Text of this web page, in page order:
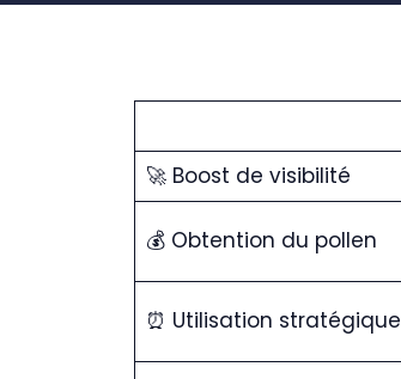
🚀 Boost de visibilité
💰 Obtention du pollen
⏰ Utilisation stratégique